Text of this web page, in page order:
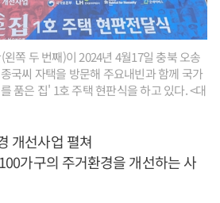
왼쪽 두 번째)이 2024년 4월17일 충북 오송
국씨 자택을 방문해 주요내빈과 함께 국가
품은 집' 1호 주택 현판식을 하고 있다. <대
개선사업 펼쳐
가구의 주거환경을 개선하는 사